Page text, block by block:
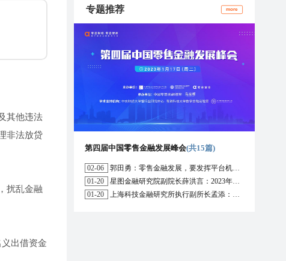
其他违法
非法放贷
扰乱金融
出借资金
专题推荐 more
第四届中国零售金融发展峰会(共15篇)
02-06
郭田勇：零售金融发展，要发挥平台机构的作用
01-20
星图金融研究院副院长薛洪言：2023年消费信贷或迎来新起点
01-20
上海科技金融研究所执行副所长孟添：开放银行与嵌入式金融为数字普惠金融带来更大发展空间